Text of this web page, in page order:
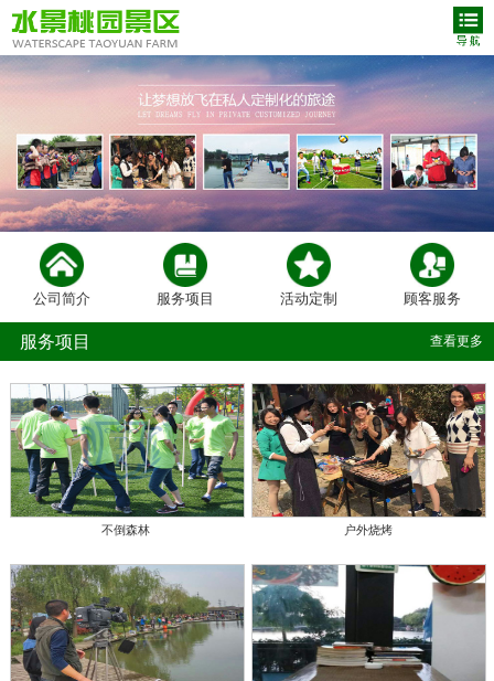
公司简介 服务项目 活动定制 顾客服务
服务项目 查看更多
不倒森林 户外烧烤